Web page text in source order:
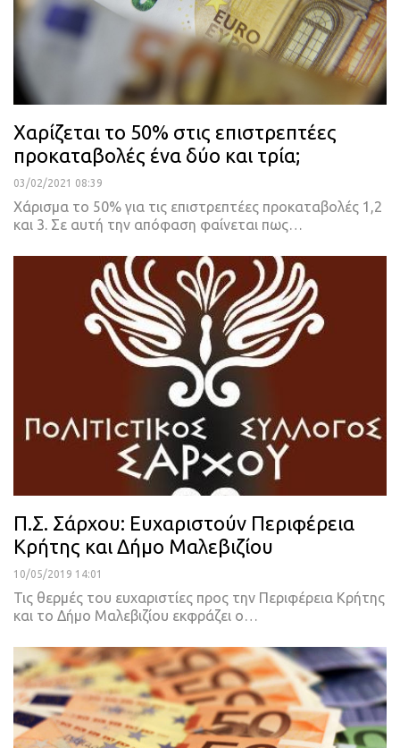
Χαρίζεται το 50% στις επιστρεπτέες
προκαταβολές ένα δύο και τρία;
03/02/2021 08:39
Χάρισμα το 50% για τις επιστρεπτέες προκαταβολές 1,2
και 3. Σε αυτή την απόφαση φαίνεται πως…
Π.Σ. Σάρχου: Ευχαριστούν Περιφέρεια
Κρήτης και Δήμο Μαλεβιζίου
10/05/2019 14:01
Τις θερμές του ευχαριστίες προς την Περιφέρεια Κρήτης
και το Δήμο Μαλεβιζίου εκφράζει ο